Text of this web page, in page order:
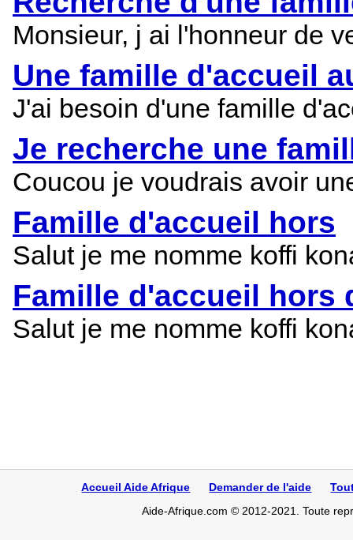
Monsieur, j ai l'honneur de
Une famille d'accueil
J'ai besoin d'une famille
Je recherche une
Coucou je voudrais avoir
Famille d'accueil hors
Salut je me nomme koffi
Famille d'accueil hors
Salut je me nomme koffi
Accueil Aide Afrique Demander de l'aide
Aide-Afrique.com © 2012-2021. Toute